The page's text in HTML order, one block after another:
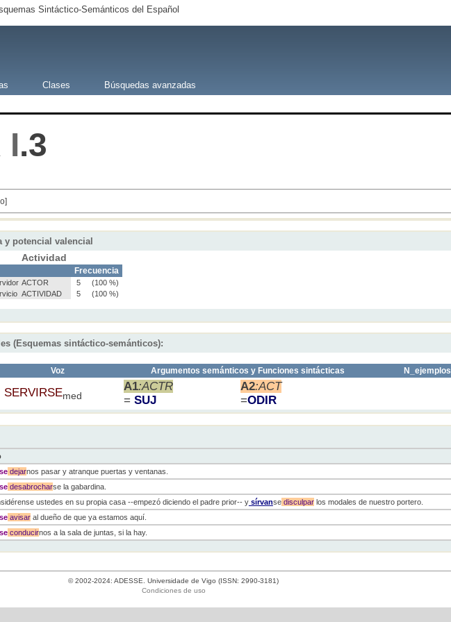
Sintáctico-Semánticos del Español
Clases Búsquedas avanzadas
I.3
y potencial valencial
Actividad
Frecuencia
ACTOR 5
(100 %)
ACTIVIDAD 5 (100 %)
(Esquemas sintáctico-semánticos):
Voz Argumentos semánticos y Funciones sintácticas N_ejemplos
SERVIRSEmed
A1:ACTR
= SUJ
A2:ACT
=ODIR
dejarnos pasar y atranque puertas y ventanas.
desabrocharse la gabardina.
ustedes en su propia casa --empezó diciendo el padre prior-- ysírvansedisculparlos modales de nuestro portero.
avisaral dueño de que ya estamos aquí.
conducirnos a la sala de juntas, si la hay.
© 2002-2024: ADESSE. Universidade de Vigo (ISSN: 2990-3181)
Condiciones de uso